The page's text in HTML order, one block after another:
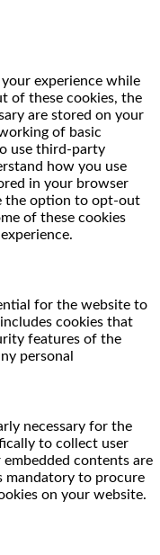
experience while
of these cookies, the
are stored on your
of basic
use third-party
how you use
in your browser
the option to opt-out
of these cookies
for the website to
cookies that
features of the
personal
necessary for the
to collect user
contents are
mandatory to procure
on your website.